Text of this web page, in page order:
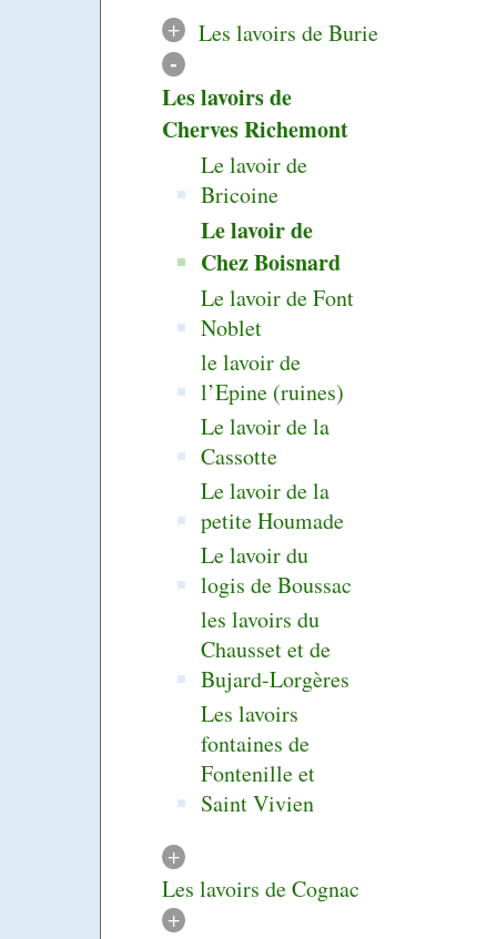
+
Les lavoirs de Burie
-
Les lavoirs de
Cherves Richemont
Le lavoir de
Bricoine
Le lavoir de
Chez Boisnard
Le lavoir de Font
Noblet
le lavoir de
l’Epine (ruines)
Le lavoir de la
Cassotte
Le lavoir de la
petite Houmade
Le lavoir du
logis de Boussac
les lavoirs du
Chausset et de
Bujard-Lorgères
Les lavoirs
fontaines de
Fontenille et
Saint Vivien
+
Les lavoirs de Cognac
+